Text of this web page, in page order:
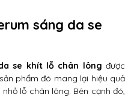
sáng da se
se khít lỗ chân lông được
phẩm đó mang lại hiệu quả
lỗ chân lông. Bên cạnh đó,